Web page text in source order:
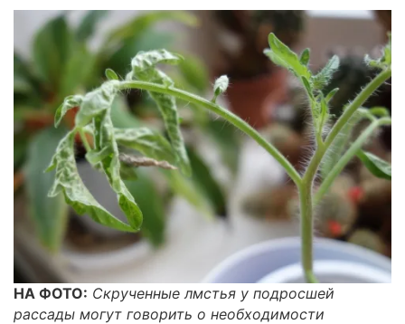
НА ФОТО: Скрученные лмстья у подросшей
рассады могут говорить о необходимости